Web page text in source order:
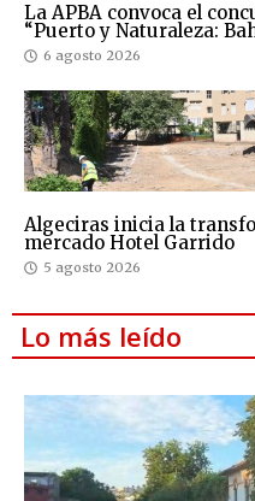
La APBA convoca el
“Puerto y Naturaleza:
6 agosto 2026
Algeciras inicia la
mercado Hotel Garrido
5 agosto 2026
Lo más leído